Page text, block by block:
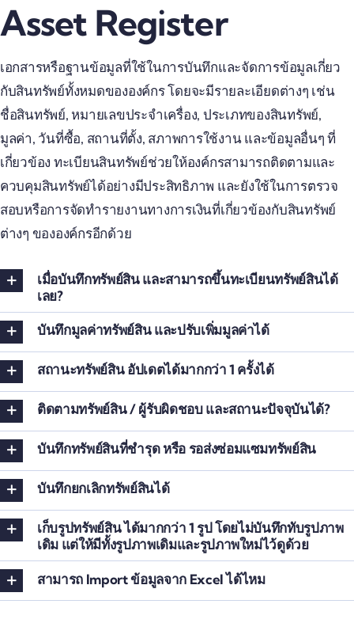
Asset Register
เอกสารหรือฐานข้อมูลที่ใช้ในการบันทึกและจัดการข้อมูลเกี่ยว
กับสินทรัพย์ทั้งหมดขององค์กร โดยจะมีรายละเอียดต่างๆ เช่น
ชื่อสินทรัพย์, หมายเลขประจำเครื่อง, ประเภทของสินทรัพย์,
มูลค่า, วันที่ซื้อ, สถานที่ตั้ง, สภาพการใช้งาน และข้อมูลอื่นๆ ที่
เกี่ยวข้อง ทะเบียนสินทรัพย์ช่วยให้องค์กรสามารถติดตามและ
ควบคุมสินทรัพย์ได้อย่างมีประสิทธิภาพ และยังใช้ในการตรวจ
สอบหรือการจัดทำรายงานทางการเงินที่เกี่ยวข้องกับสินทรัพย์
ต่างๆ ขององค์กรอีกด้วย
เมื่อบันทึกทรัพย์สิน และสามารถขึ้นทะเบียนทรัพย์สินได้
เลย?
บันทึกมูลค่าทรัพย์สิน และปรับเพิ่มมูลค่าได้
สถานะทรัพย์สิน อัปเดตได้มากกว่า 1 ครั้งได้
ติดตามทรัพย์สิน / ผู้รับผิดชอบ และสถานะปัจจุบันได้?
บันทึกทรัพย์สินที่ชำรุด หรือ รอส่งซ่อมแซมทรัพย์สิน
บันทึกยกเลิกทรัพย์สินได้
เก็บรูปทรัพย์สิน ได้มากกว่า 1 รูป โดยไม่บันทึกทับรูปภาพ
เดิม แต่ให้มีทั้งรูปภาพเดิมและรูปภาพใหม่ไว้ดูด้วย
สามารถ Import ข้อมูลจาก Excel ได้ไหม